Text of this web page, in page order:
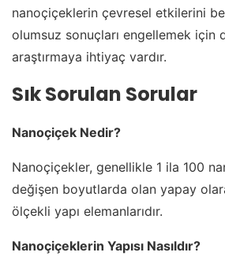
nanoçiçeklerin çevresel etkilerini
olumsuz sonuçları engellemek için
araştırmaya ihtiyaç vardır.
Sık Sorulan Sorular
Nanoçiçek Nedir?
Nanoçiçekler, genellikle 1 ila 100
değişen boyutlarda olan yapay
ölçekli yapı elemanlarıdır.
Nanoçiçeklerin Yapısı Nasıldır?